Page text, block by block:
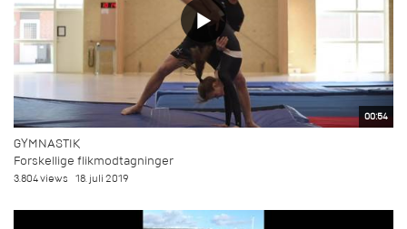
00:54
GYMNASTIK
Forskellige flikmodtagninger
3.804 views 18. juli 2019